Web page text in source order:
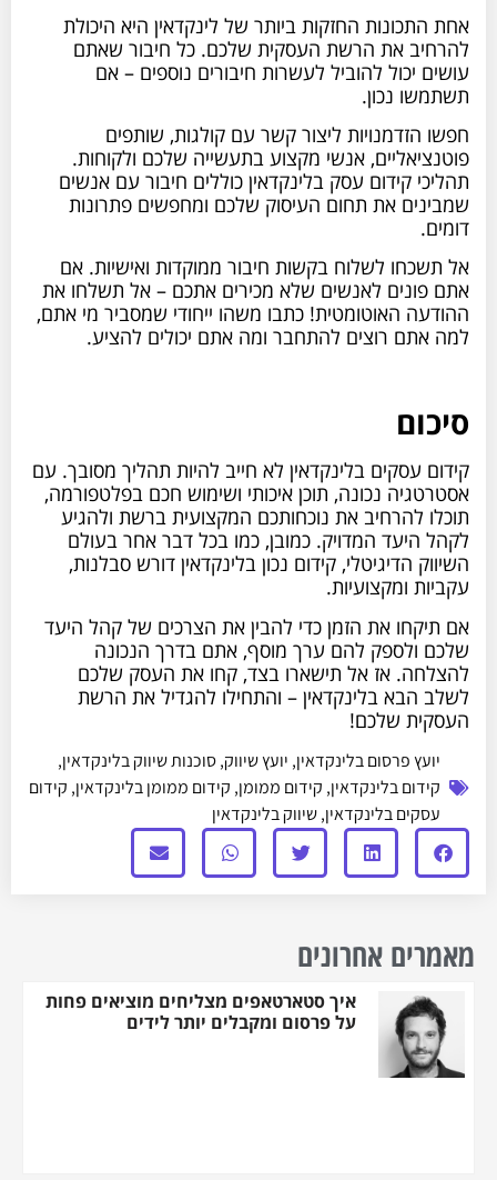
אחת התכונות החזקות ביותר של לינקדאין היא היכולת
להרחיב את הרשת העסקית שלכם. כל חיבור שאתם
עושים יכול להוביל לעשרות חיבורים נוספים – אם
תשתמשו נכון.
חפשו הזדמנויות ליצור קשר עם קולגות, שותפים
פוטנציאליים, אנשי מקצוע בתעשייה שלכם ולקוחות.
תהליכי קידום עסק בלינקדאין כוללים חיבור עם אנשים
שמבינים את תחום העיסוק שלכם ומחפשים פתרונות
דומים.
אל תשכחו לשלוח בקשות חיבור ממוקדות ואישיות. אם
אתם פונים לאנשים שלא מכירים אתכם – אל תשלחו את
ההודעה האוטומטית! כתבו משהו ייחודי שמסביר מי אתם,
למה אתם רוצים להתחבר ומה אתם יכולים להציע.
סיכום
קידום עסקים בלינקדאין לא חייב להיות תהליך מסובך. עם
אסטרטגיה נכונה, תוכן איכותי ושימוש חכם בפלטפורמה,
תוכלו להרחיב את נוכחותכם המקצועית ברשת ולהגיע
לקהל היעד המדויק. כמובן, כמו בכל דבר אחר בעולם
השיווק הדיגיטלי, קידום נכון בלינקדאין דורש סבלנות,
עקביות ומקצועיות.
אם תיקחו את הזמן כדי להבין את הצרכים של קהל היעד
שלכם ולספק להם ערך מוסף, אתם בדרך הנכונה
להצלחה. אז אל תישארו בצד, קחו את העסק שלכם
לשלב הבא בלינקדאין – והתחילו להגדיל את הרשת
העסקית שלכם!
יועץ פרסום בלינקדאין,יועץ שיווק,סוכנות שיווק בלינקדאין,
קידום בלינקדאין,קידום ממומן,קידום ממומן בלינקדאין,קידום
עסקים בלינקדאין,שיווק בלינקדאין
מאמרים אחרונים
איך סטארטאפים מצליחים מוציאים פחות
על פרסום ומקבלים יותר לידים